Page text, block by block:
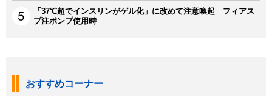
「37℃超でインスリンがゲル化」に改めて注意喚起 フィアス
プ注ポンプ使用時
おすすめコーナー